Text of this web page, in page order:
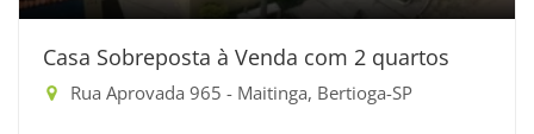
Casa Sobreposta à Venda com 2 quartos
Rua Aprovada 965 - Maitinga, Bertioga-SP